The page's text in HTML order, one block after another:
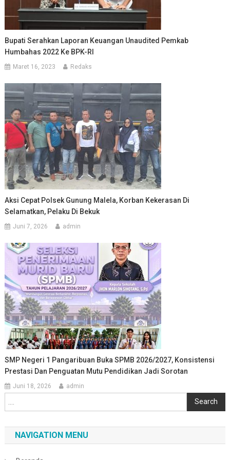
Bupati Serahkan Laporan Keuangan Unaudited Pemkab
Humbahas 2022 Ke BPK-RI
Maret 16, 2023 Redaks
Aksi Cepat Polsek Gunung Malela, Korban Kekerasan Di
Selamatkan, Pelaku Di Bekuk
Juni 7, 2026 admin
SMP Negeri 1 Pangaribuan Buka SPMB 2026/2027, Konsistensi
Prestasi Dan Penguatan Mutu Pendidikan Jadi Sorotan
Juni 18, 2026 admin
Search
NAVIGATION MENU